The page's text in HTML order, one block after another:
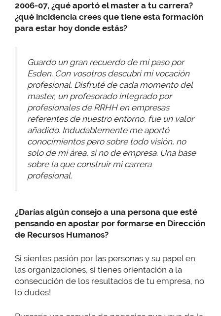
2006-07, ¿qué aportó el master a tu carrera?
¿qué incidencia crees que tiene esta formación
para estar hoy donde estás?
Guardo un gran recuerdo de mi paso por
Esden. Con vosotros descubrí mi vocación
profesional. Disfruté de cada momento del
master, un profesorado integrado por
profesionales de RRHH en empresas
referentes de nuestro entorno, fue un valor
añadido. Indudablemente me aportó
conocimientos pero sobre todo visión, no
solo de mi área, si no de empresa. Una base
sobre la que construir mi carrera
profesional.
¿Darías algún consejo a una persona que esté
pensando en apostar por formarse en Dirección
de Recursos Humanos?
Si sientes pasión por las personas y su papel en
las organizaciones, si tienes orientación a la
consecución de los resultados de tu empresa, no
lo dudes!